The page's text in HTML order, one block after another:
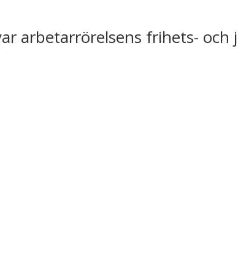
arbetarrörelsens frihets- och